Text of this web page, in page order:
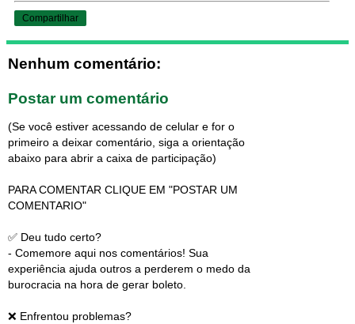
Compartilhar
Nenhum comentário:
Postar um comentário
(Se você estiver acessando de celular e for o
primeiro a deixar comentário, siga a orientação
abaixo para abrir a caixa de participação)
PARA COMENTAR CLIQUE EM "POSTAR UM
COMENTARIO"
✅ Deu tudo certo?
- Comemore aqui nos comentários! Sua
experiência ajuda outros a perderem o medo da
burocracia na hora de gerar boleto.
❌ Enfrentou problemas?